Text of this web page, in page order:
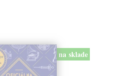
na sklade